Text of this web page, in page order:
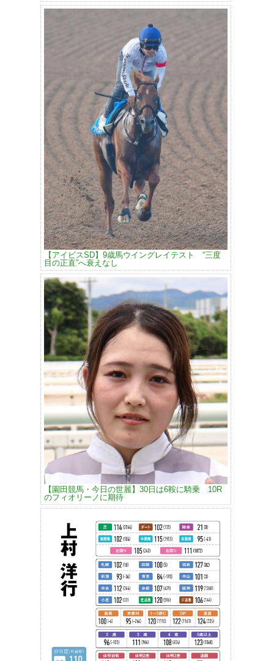
【アイビスSD】9歳馬ウイングレイテスト “三度
目の正直”へ衰えなし
【園田競馬・今日の世麗】30日は6鞍に騎乗 10R
のフィオリーノに期待